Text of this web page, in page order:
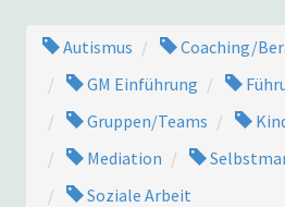
Autismus
Coaching/
GM Einführung
Gruppen/Teams
Mediation
Soziale Arbeit